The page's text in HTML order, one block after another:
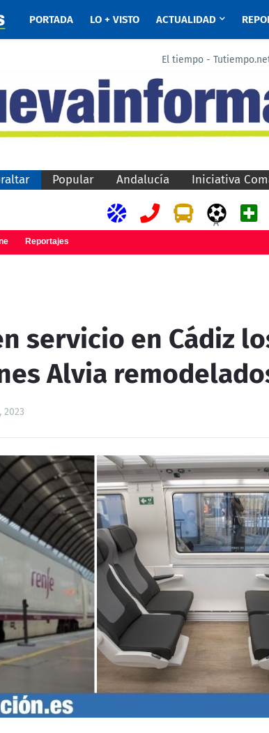
PORTADA LO + VISTO ACTUALIDAD
El tiempo -
Popular Andalucía Iniciativa
A
Reportajes
servicio en Cádiz
Alvia
2023